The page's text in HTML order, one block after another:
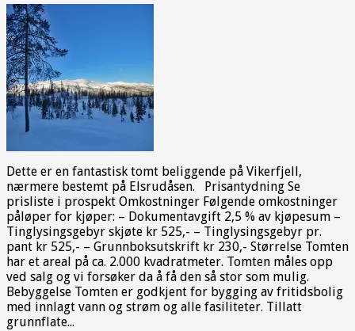
Dette er en fantastisk tomt beliggende på Vikerfjell,
nærmere bestemt på Elsrudåsen. Prisantydning Se
prisliste i prospekt Omkostninger Følgende omkostninger
påløper for kjøper: – Dokumentavgift 2,5 % av kjøpesum –
Tinglysingsgebyr skjøte kr 525,- – Tinglysingsgebyr pr.
pant kr 525,- – Grunnboksutskrift kr 230,- Størrelse Tomten
har et areal på ca. 2.000 kvadratmeter. Tomten måles opp
ved salg og vi forsøker da å få den så stor som mulig.
Bebyggelse Tomten er godkjent for bygging av fritidsbolig
med innlagt vann og strøm og alle fasiliteter. Tillatt
grunnflate...